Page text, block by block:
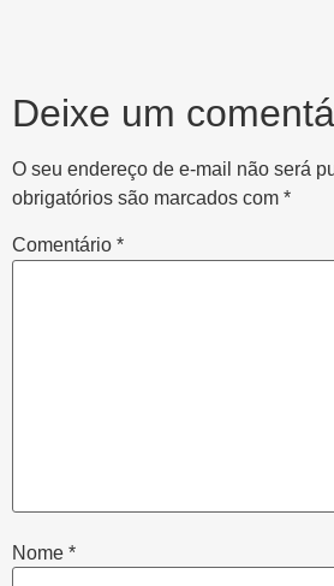
Deixe um
O seu endereço de e-mail não será
obrigatórios são marcados com *
Comentário *
Nome *